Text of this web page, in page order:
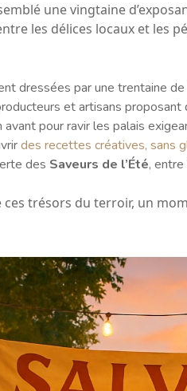
une vingtaine
les délices locaux et les
dressées par une trentaine
et artisans
pour ravir les palais
des recettes créatives, sans
des Saveurs de l’Été,
ces trésors du terroir, un